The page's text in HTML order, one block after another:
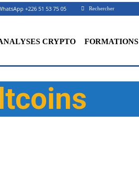
+226 51 53 75 05 Rechercher
CRYPTO FORMATIONS